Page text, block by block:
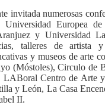
invitada numerosas
Universidad Europea
y Universidad
talleres de artista
y museos de arte
(Móstoles), Circulo de
LABoral Centro de Arte
y León, La Casa
II.